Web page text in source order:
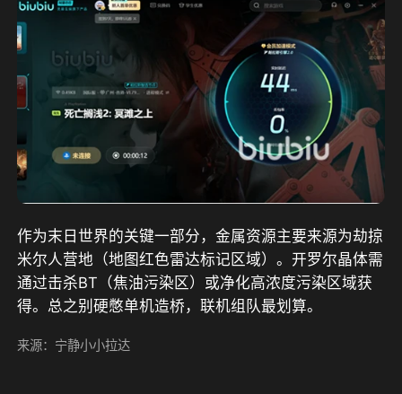
作为末日世界的关键一部分，金属资源主要来源为劫掠
米尔人营地（地图红色雷达标记区域）。开罗尔晶体需
通过击杀BT（焦油污染区）或净化高浓度污染区域获
得。总之别硬憋单机造桥，联机组队最划算。
来源：宁静小小拉达